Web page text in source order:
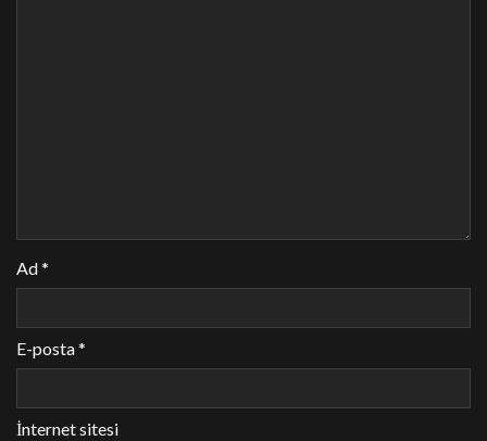
Ad*
E-posta*
İnternet sitesi